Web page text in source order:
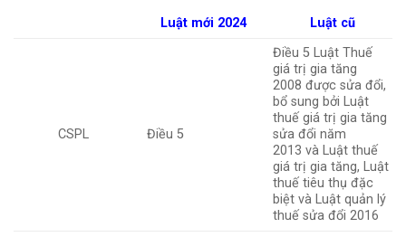
Luật mới 2024 Luật cũ
CSPL Điều 5
Điều 5 Luật Thuế
giá trị gia tăng
2008 được sửa đổi,
bổ sung bởi Luật
thuế giá trị gia tăng
sửa đổi năm
2013 và Luật thuế
giá trị gia tăng, Luật
thuế tiêu thụ đặc
biệt và Luật quản lý
thuế sửa đổi 2016